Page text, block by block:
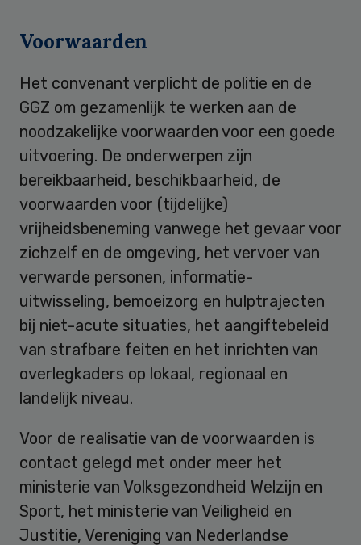
Voorwaarden
Het convenant verplicht de politie en de
GGZ om gezamenlijk te werken aan de
noodzakelijke voorwaarden voor een goede
uitvoering. De onderwerpen zijn
bereikbaarheid, beschikbaarheid, de
voorwaarden voor (tijdelijke)
vrijheidsbeneming vanwege het gevaar voor
zichzelf en de omgeving, het vervoer van
verwarde personen, informatie-
uitwisseling, bemoeizorg en hulptrajecten
bij niet-acute situaties, het aangiftebeleid
van strafbare feiten en het inrichten van
overlegkaders op lokaal, regionaal en
landelijk niveau.
Voor de realisatie van de voorwaarden is
contact gelegd met onder meer het
ministerie van Volksgezondheid Welzijn en
Sport, het ministerie van Veiligheid en
Justitie, Vereniging van Nederlandse